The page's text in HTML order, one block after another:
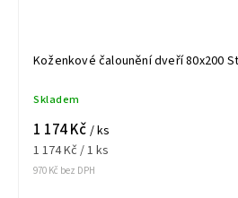
Koženkové čalounění dveří 80x200
Skladem
970 Kč bez DPH
1 174 Kč / ks
1 174 Kč / 1 ks